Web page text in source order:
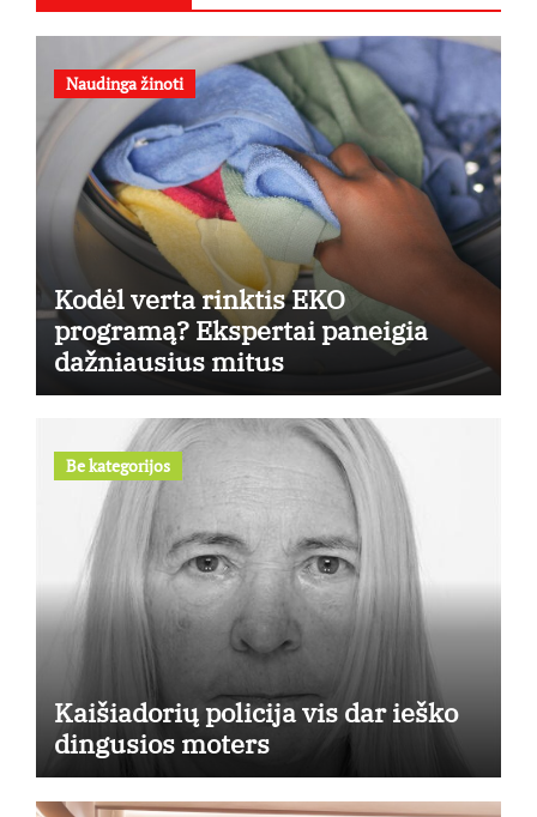
Naudinga žinoti
Kodėl verta rinktis EKO
programą? Ekspertai paneigia
dažniausius mitus
Be kategorijos
Kaišiadorių policija vis dar ieško
dingusios moters